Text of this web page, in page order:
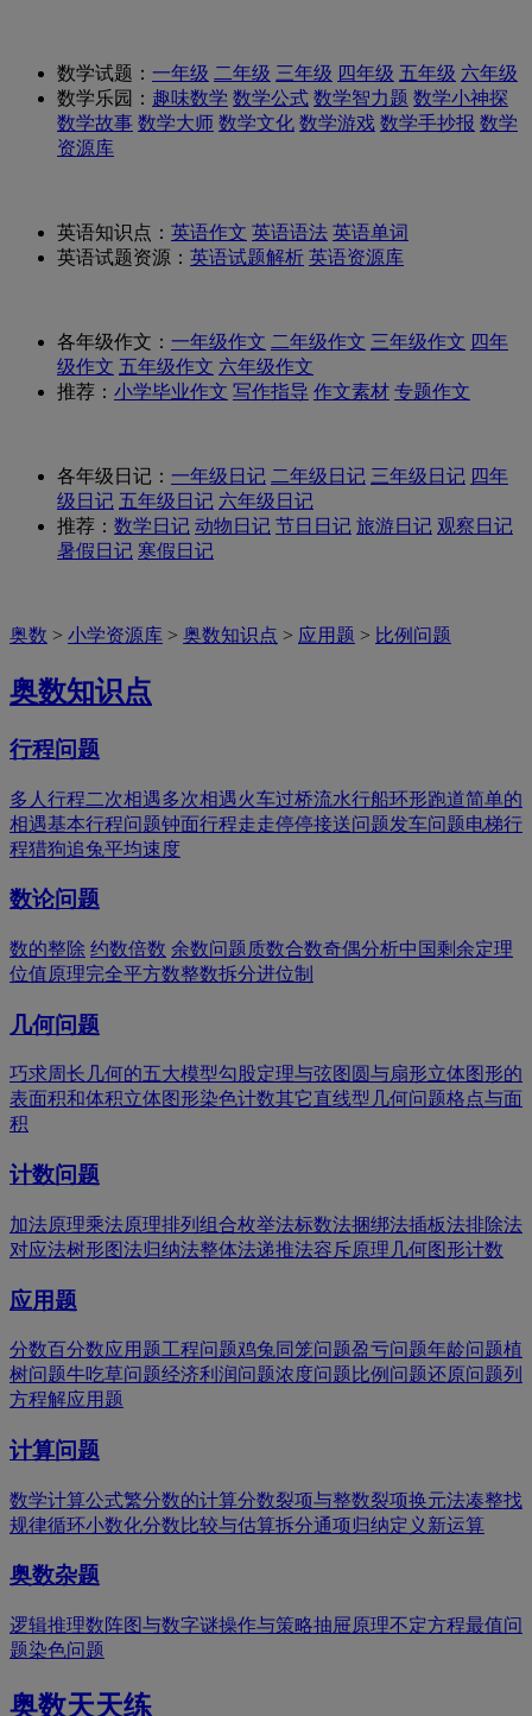
数学试题： 一年级 二年级 三年级 四年级 五年级 六年级
数学乐园： 趣味数学 数学公式 数学智力题 数学小神探
数学故事 数学大师 数学文化 数学游戏 数学手抄报 数学
资源库
英语知识点： 英语作文 英语语法 英语单词
英语试题资源： 英语试题解析 英语资源库
各年级作文： 一年级作文 二年级作文 三年级作文 四年
级作文 五年级作文 六年级作文
推荐： 小学毕业作文 写作指导 作文素材 专题作文
各年级日记： 一年级日记 二年级日记 三年级日记 四年
级日记 五年级日记 六年级日记
推荐： 数学日记 动物日记 节日日记 旅游日记 观察日记
暑假日记 寒假日记
奥数 > 小学资源库 > 奥数知识点 > 应用题 > 比例问题
奥数知识点
行程问题
多人行程二次相遇多次相遇火车过桥流水行船环形跑道简单的
相遇基本行程问题钟面行程走走停停接送问题发车问题电梯行
程猎狗追兔平均速度
数论问题
数的整除 约数倍数 余数问题质数合数奇偶分析中国剩余定理
位值原理完全平方数整数拆分进位制
几何问题
巧求周长几何的五大模型勾股定理与弦图 圆与扇形立体图形的
表面积和体积立体图形染色计数其它直线型几何问题格点与面
积
计数问题
加法原理乘法原理排列组合枚举法标数法捆绑法插板法排除法
对应法树形图法归纳法整体法递推法容斥原理 几何图形计数
应用题
分数百分数应用题工程问题鸡兔同笼问题盈亏问题年龄问题植
树问题牛吃草问题经济利润问题浓度问题比例问题还原问题列
方程解应用题
计算问题
数学计算公式繁分数的计算分数裂项与整数裂项换元法凑整找
规律循环小数化分数比较与估算拆分通项归纳定义新运算
奥数杂题
逻辑推理数阵图与数字谜操作与策略抽屉原理不定方程最值问
题染色问题
奥数天天练